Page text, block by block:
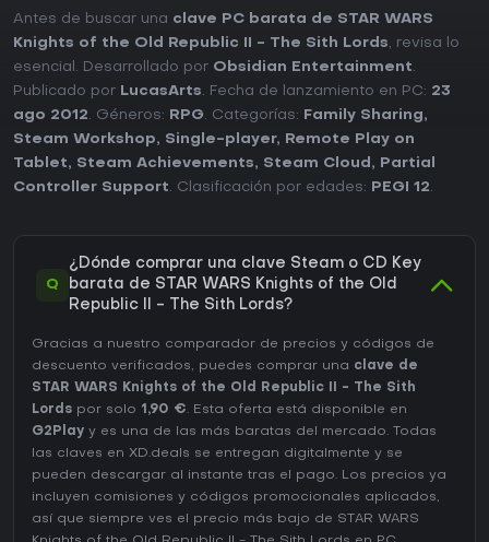
Antes de buscar una clave PC barata de STAR WARS
Knights of the Old Republic II - The Sith Lords, revisa lo
esencial. Desarrollado por Obsidian Entertainment.
Publicado por LucasArts. Fecha de lanzamiento en PC: 23
ago 2012. Géneros: RPG. Categorías: Family Sharing,
Steam Workshop, Single-player,
Remote Play on
Tablet, Steam Achievements, Steam Cloud ,
Partial
Controller Support. Clasificación por edades: PEGI 12.
Q
¿Dónde comprar una clave Steam o CD Key
barata de STAR WARS Knights of the Old
Republic II - The Sith Lords?
Gracias a nuestro comparador de precios y códigos de
descuento verificados, puedes comprar una clave de
STAR WARS Knights of the Old Republic II - The Sith
Lords por solo 1,90 €. Esta oferta está disponible en
G2Play y es una de las más baratas del mercado. Todas
las claves en XD.deals se entregan digitalmente y se
pueden descargar al instante tras el pago. Los precios ya
incluyen comisiones y códigos promocionales aplicados,
así que siempre ves el precio más bajo de STAR WARS